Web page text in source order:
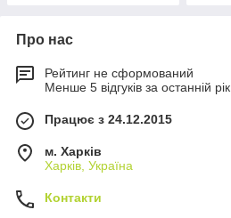
Про нас
Рейтинг не сформований
Менше 5 відгуків за останній рік
Працює з 24.12.2015
м. Харків
Харків, Україна
Контакти